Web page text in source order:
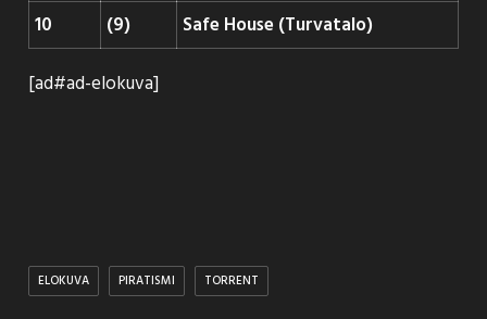
10
(9)
Safe House (Turvatalo)
[ad#ad-elokuva]
ELOKUVA PIRATISMI TORRENT